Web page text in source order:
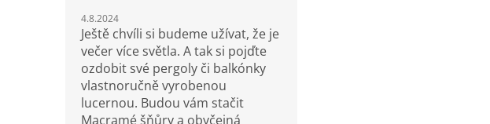
4.8.2024
Ještě chvíli si budeme užívat, že je
večer více světla. A tak si pojďte
ozdobit své pergoly či balkónky
vlastnoručně vyrobenou
lucernou. Budou vám stačit
Macramé šňůry a obyčejná